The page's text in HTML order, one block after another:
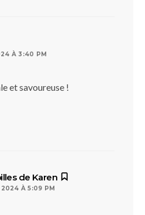
À 3:40 PM
et savoureuse !
de Karen
2024 À 5:09 PM